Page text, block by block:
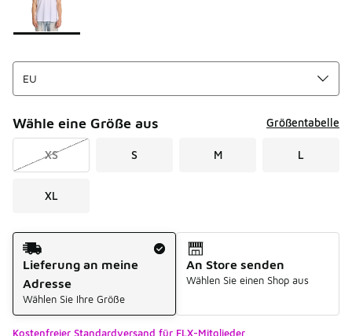
Wähle eine Größe aus Größentabelle
XS S M L
XL
Versandart
Lieferung an meine
Adresse
Wählen Sie Ihre Größe
An Store senden
Wählen Sie einen Shop aus
Kostenfreier Standardversand für FLX-Mitglieder